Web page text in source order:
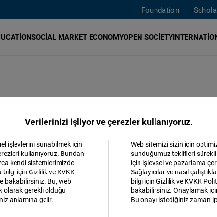
Foundation
SOCIAL MARKET ECONOMYOPEN SOCIETY
Eyaleti İçişleri Bakanlığı’nda vakıflar
Verilerinizi işliyor ve çerezler kullanıyoruz.
işlevlerini sunabilmek için
kullanıyoruz. Bundan
kendi sistemlerimizde
için Gizlilik ve KVKK
bakabilirsiniz. Bu, web
olarak gerekli olduğu
anlamına gelir.
Web sitemizi sizin için
sunduğumuz teklifleri
için işlevsel ve pazarlama
Sağlayıcılar ve nasıl
bilgi için Gizlilik ve KVKK
bakabilirsiniz. Onaylamak
Bu onayı istediğiniz zaman
Matomo
Facebook
Kabul et